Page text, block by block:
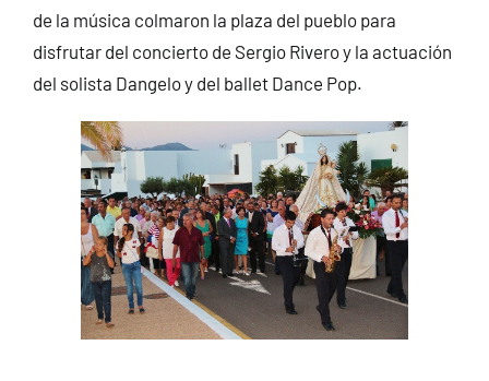
de la música colmaron la plaza del pueblo para
disfrutar del concierto de Sergio Rivero y la actuación
del solista Dangelo y del ballet Dance Pop.